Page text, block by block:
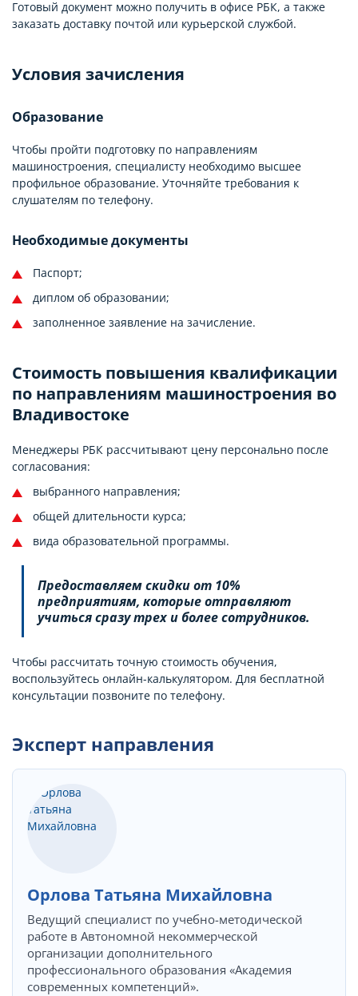
Готовый документ можно получить в офисе РБК, а также
заказать доставку почтой или курьерской службой.
Условия зачисления
Образование
Чтобы пройти подготовку по направлениям
машиностроения, специалисту необходимо высшее
профильное образование. Уточняйте требования к
слушателям по телефону.
Необходимые документы
Паспорт;
диплом об образовании;
заполненное заявление на зачисление.
Стоимость повышения квалификации
по направлениям машиностроения во
Владивостоке
Менеджеры РБК рассчитывают цену персонально после
согласования:
выбранного направления;
общей длительности курса;
вида образовательной программы.
Предоставляем скидки от 10%
предприятиям, которые отправляют
учиться сразу трех и более сотрудников.
Чтобы рассчитать точную стоимость обучения,
воспользуйтесь онлайн-калькулятором. Для бесплатной
консультации позвоните по телефону.
Эксперт направления
Орлова Татьяна Михайловна
Ведущий специалист по учебно-методической
работе в Автономной некоммерческой
организации дополнительного
профессионального образования «Академия
современных компетенций».